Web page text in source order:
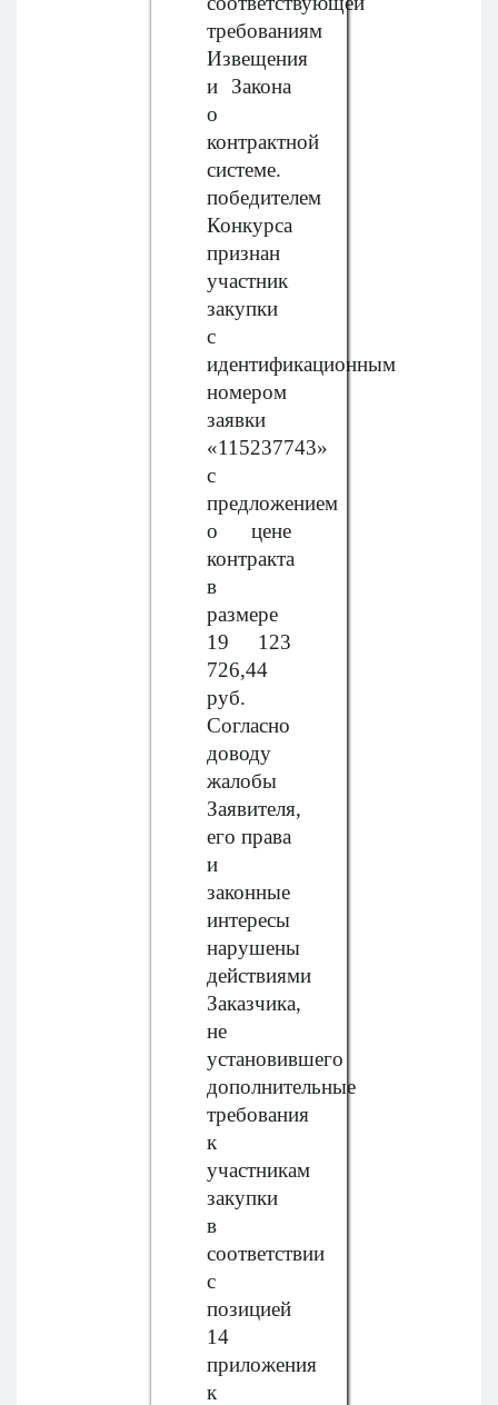
требованиям
Извещения
и Закона
о
контрактной
системе.
победителем
Конкурса
признан
участник
закупки
с
идентификационным
номером
заявки
«115237743»
с
предложением
о цене
контракта
в
размере
19 123
726,44
руб.
Согласно
доводу
жалобы
Заявителя,
его права
и
законные
интересы
нарушены
действиями
Заказчика,
не
установившего
дополнительные
требования
к
участникам
закупки
в
соответствии
с
позицией
14
приложения
к